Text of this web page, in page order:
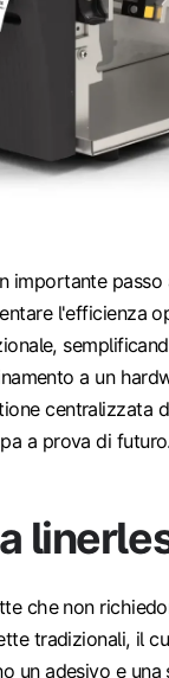
importante
l'efficienza
a un
centralizzata
a prova di futuro.
che non
tradizionali, il
un adesivo e